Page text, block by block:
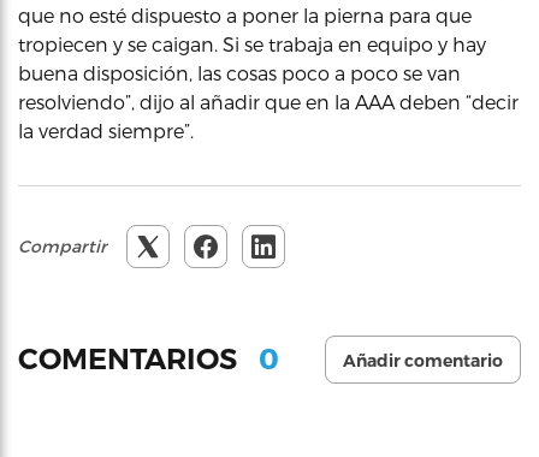
que no esté dispuesto a poner la pierna para que
tropiecen y se caigan. Si se trabaja en equipo y hay
buena disposición, las cosas poco a poco se van
resolviendo”, dijo al añadir que en la AAA deben “decir
la verdad siempre”.
Compartir
COMENTARIOS 0 Añadir comentario